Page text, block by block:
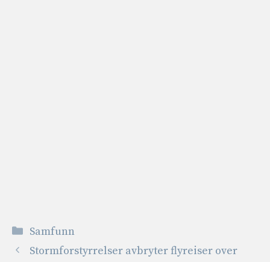
Kategorier
Samfunn
Stormforstyrrelser avbryter flyreiser over